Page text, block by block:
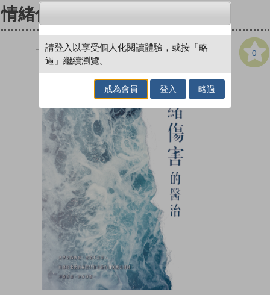
情緒傷害的醫治
0
請登入以享受個人化閱讀體驗，或按「略
過」繼續瀏覽。
成為會員 登入 略過